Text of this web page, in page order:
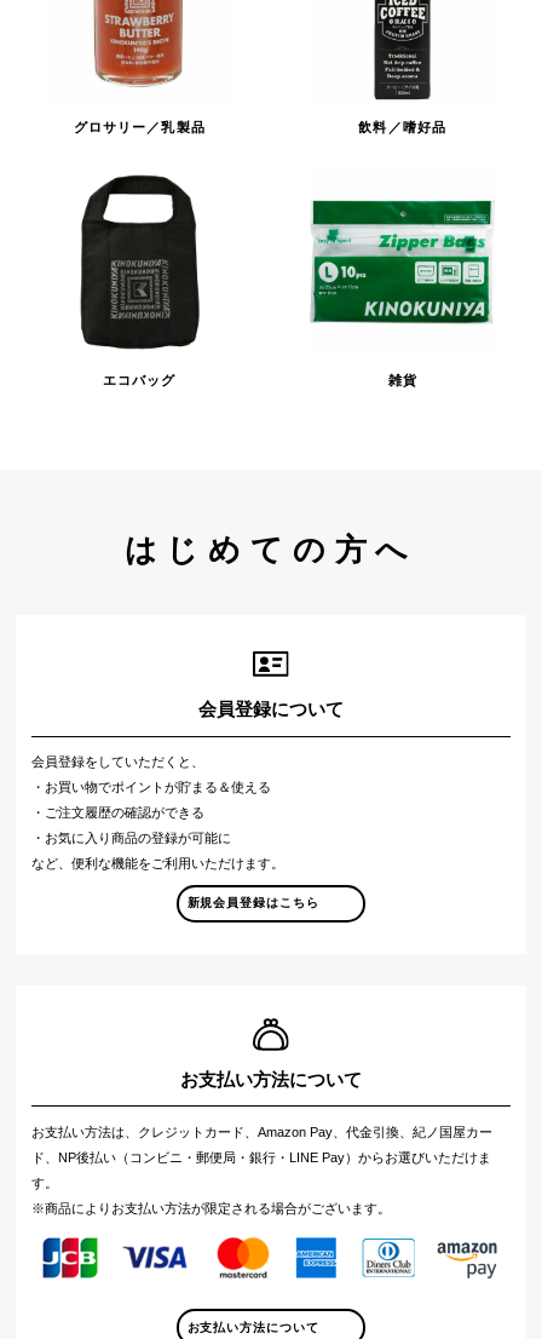
グロサリー／乳製品 飲料／嗜好品
エコバッグ 雑貨
はじめての方へ
会員登録について
会員登録をしていただくと、
・お買い物でポイントが貯まる＆使える
・ご注文履歴の確認ができる
・お気に入り商品の登録が可能に
など、便利な機能をご利用いただけます。
新規会員登録はこちら
お支払い方法について
お支払い方法は、クレジットカード、Amazon Pay、代金引換、紀ノ国屋カー
ド、NP後払い（コンビニ・郵便局・銀行・LINE Pay）からお選びいただけま
す。
※商品によりお支払い方法が限定される場合がございます。
お支払い方法について